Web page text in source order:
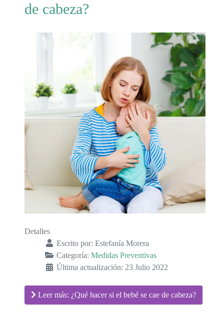
de cabeza?
Detalles
Escrito por: Estefanía Morera
Categoría: Medidas Preventivas
Última actualización: 23 Julio 2022
Leer más: ¿Qué hacer si el bebé se cae de cabeza?